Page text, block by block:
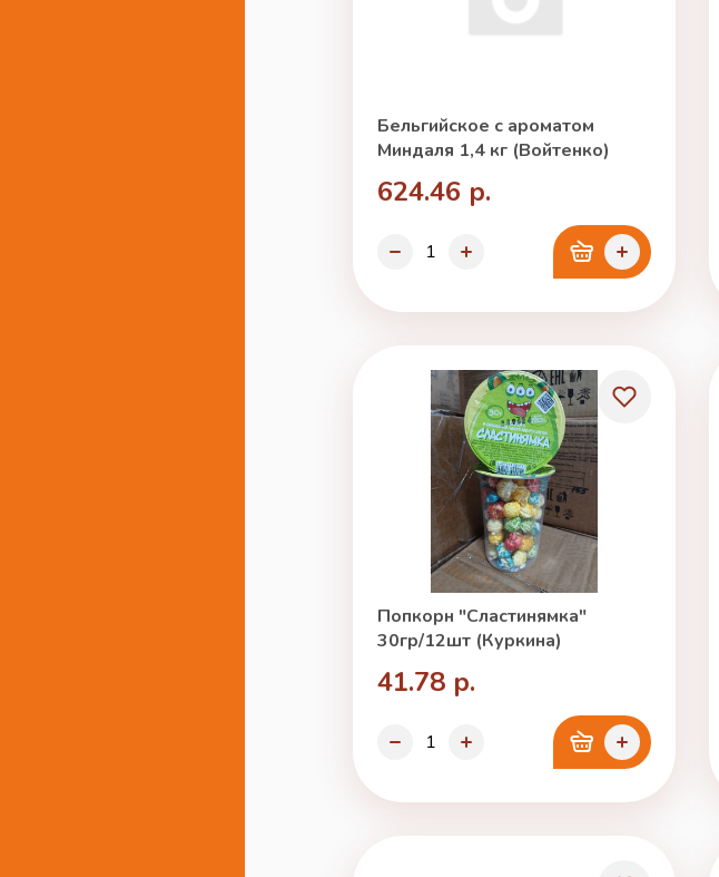
Бельгийское с ароматом
Миндаля 1,4 кг (Войтенко)
624.46 р.
Попкорн "Сластинямка"
30гр/12шт (Куркина)
41.78 р.